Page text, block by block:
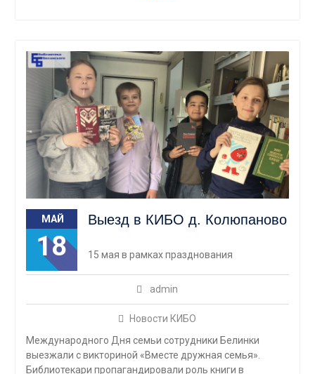
МАЙ
18
Выезд в КИБО д. Колюпаново
admin
Новости КИБО
15 мая в рамках празднования
Международного Дня семьи сотрудники Белинки
выезжали с викториной «Вместе дружная семья».
Библиотекари пропагандировали роль книги в